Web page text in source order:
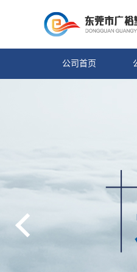
公司首页